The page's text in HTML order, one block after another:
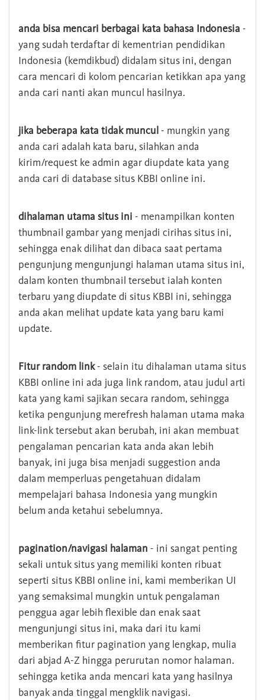
anda bisa mencari berbagai kata bahasa Indonesia -
yang sudah terdaftar di kementrian pendidikan
Indonesia (kemdikbud) didalam situs ini, dengan
cara mencari di kolom pencarian ketikkan apa yang
anda cari nanti akan muncul hasilnya.
jika beberapa kata tidak muncul - mungkin yang
anda cari adalah kata baru, silahkan anda
kirim/request ke admin agar diupdate kata yang
anda cari di database situs KBBI online ini.
dihalaman utama situs ini - menampilkan konten
thumbnail gambar yang menjadi cirihas situs ini,
sehingga enak dilihat dan dibaca saat pertama
pengunjung mengunjungi halaman utama situs ini,
dalam konten thumbnail tersebut ialah konten
terbaru yang diupdate di situs KBBI ini, sehingga
anda akan melihat update kata yang baru kami
update.
Fitur random link- selain itu dihalaman utama situs
KBBI online ini ada juga link random, atau judul arti
kata yang kami sajikan secara random, sehingga
ketika pengunjung merefresh halaman utama maka
link-link tersebut akan berubah, ini akan membuat
pengalaman pencarian kata anda akan lebih
banyak, ini juga bisa menjadi suggestion anda
dalam memperluas pengetahuan didalam
mempelajari bahasa Indonesia yang mungkin
belum anda ketahui sebelumnya.
pagination/navigasi halaman - ini sangat penting
sekali untuk situs yang memiliki konten ribuat
seperti situs KBBI online ini, kami memberikan UI
yang semaksimal mungkin untuk pengalaman
penggua agar lebih flexible dan enak saat
mengunjungi situs ini, maka dari itu kami
memberikan fitur pagination yang lengkap, mulia
dari abjad A-Z hingga perurutan nomor halaman.
sehingga ketika anda mencari kata yang hasilnya
banyak anda tinggal mengklik navigasi.